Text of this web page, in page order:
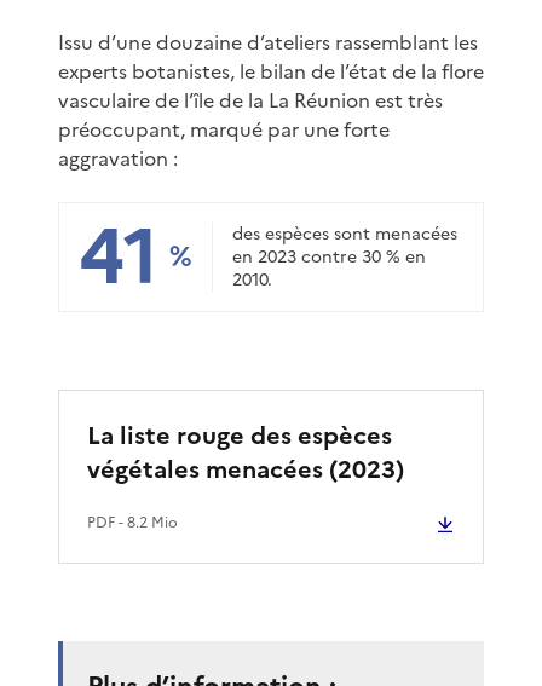
Issu d’une douzaine d’ateliers rassemblant les
experts botanistes, le bilan de l’état de la flore
vasculaire de l’île de la La Réunion est très
préoccupant, marqué par une forte
aggravation :
41 %
des espèces sont menacées
en 2023 contre 30 % en
2010.
La liste rouge des espèces
végétales menacées (2023)
PDF- 8.2 Mio